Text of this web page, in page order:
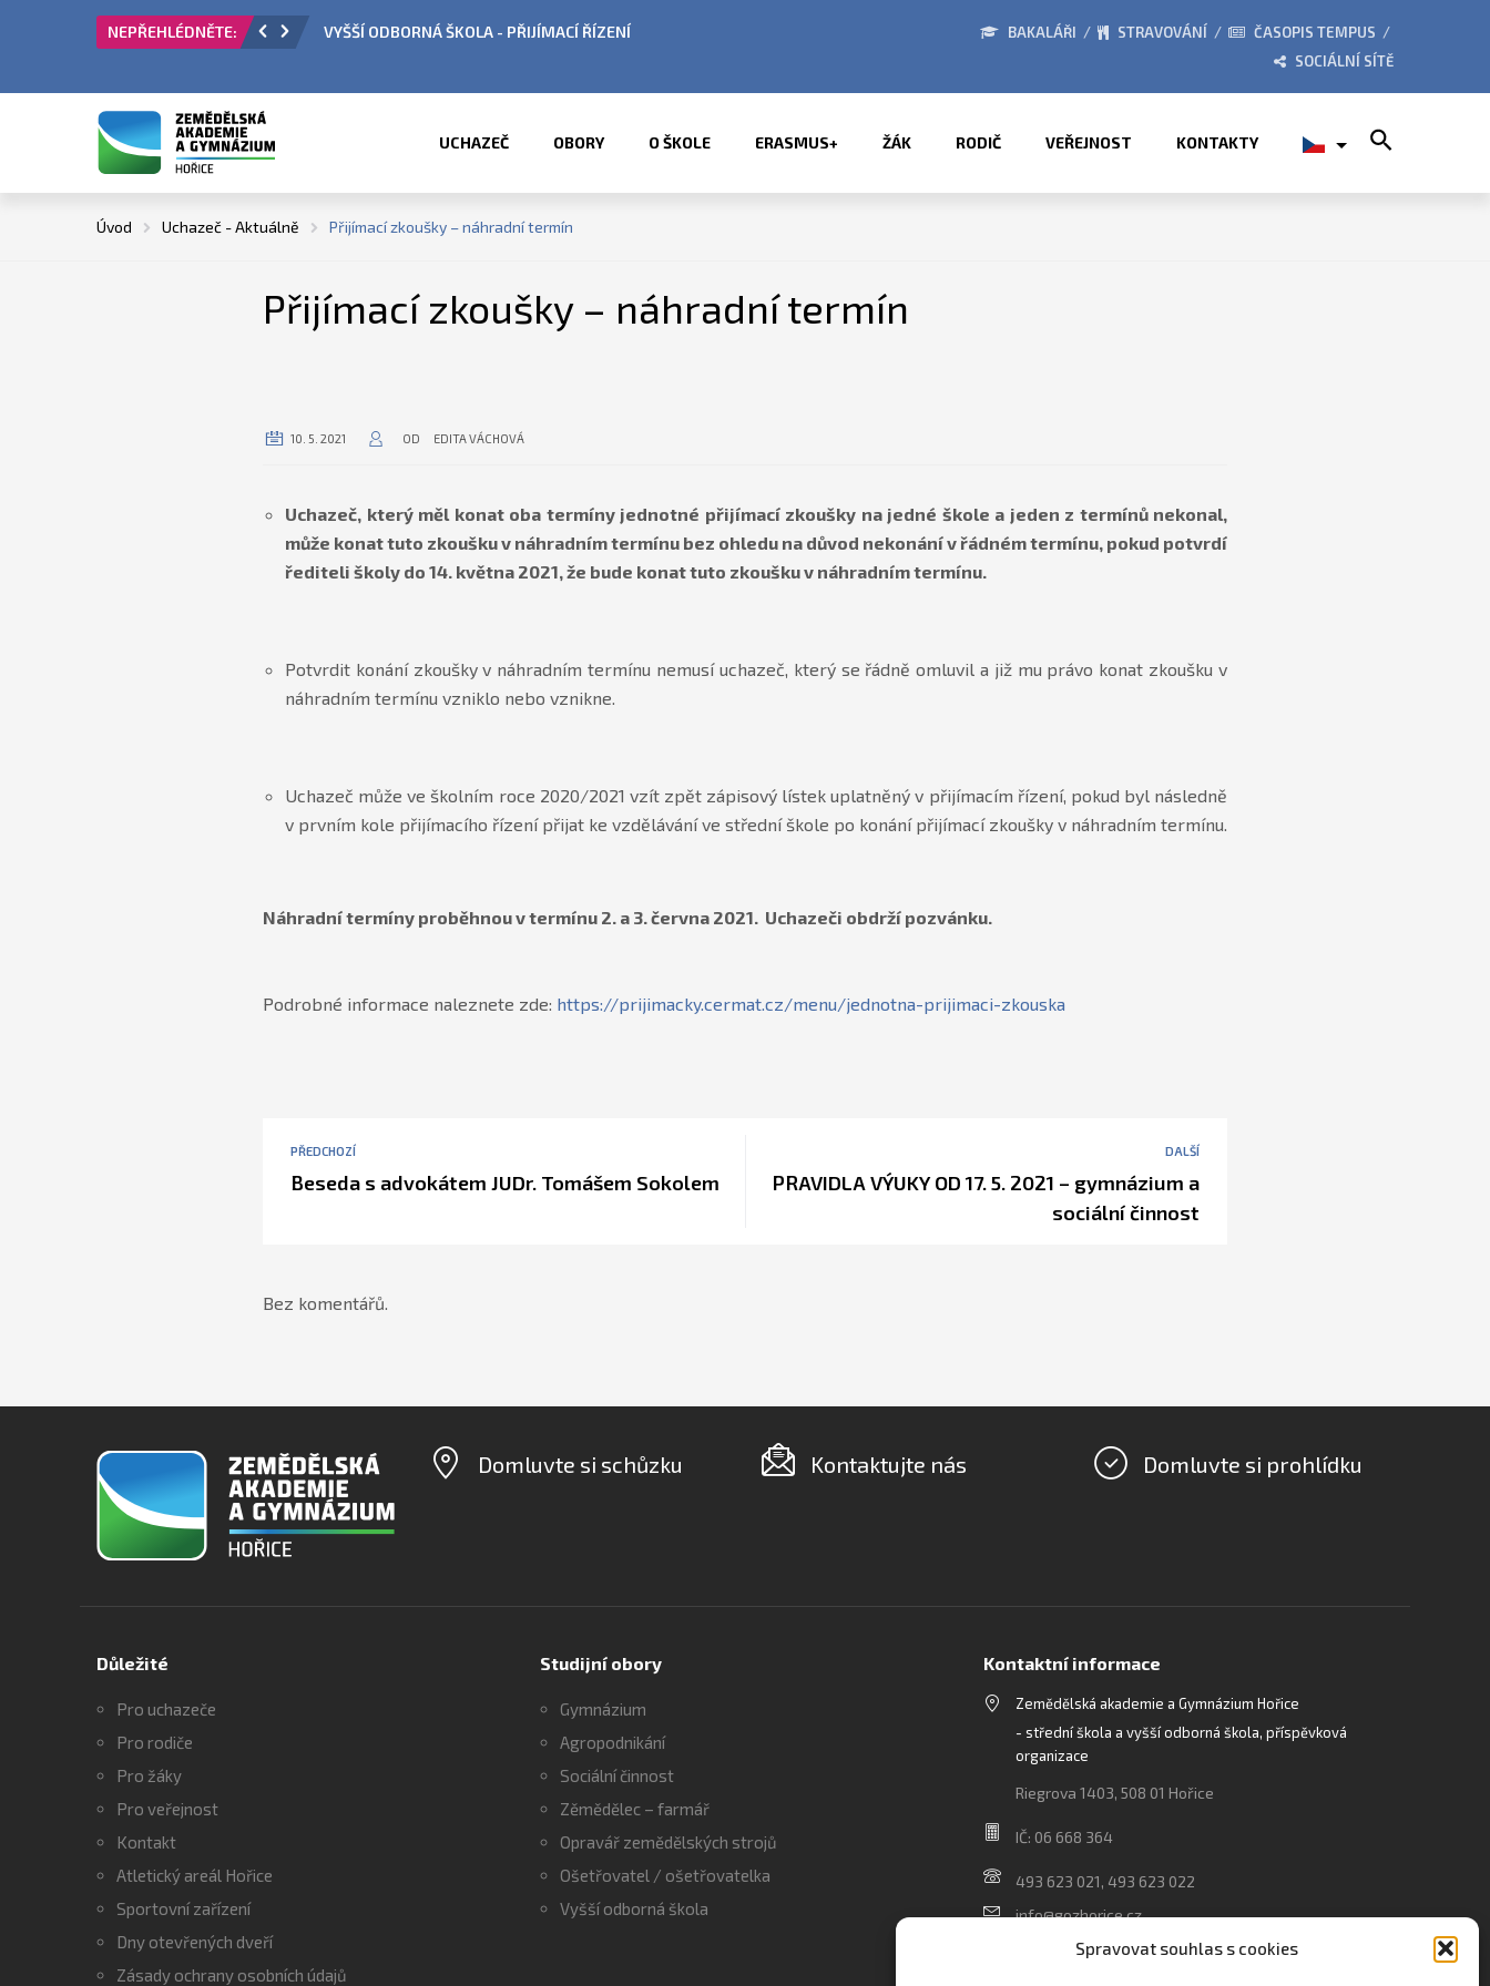
Spravovat souhlas s cookies
VYŠŠÍ ODBORNÁ ŠKOLA - PŘIJÍMACÍ ŘÍZENÍ ÚŘEDNÍ HODINY V OBDOBÍ LETNÍCH PRÁZDNIN PŘÍMĚSTSKÉ TÁBORY 2026
BAKALÁŘI STRAVOVÁNÍ
ČASOPIS TEMPUS
SOCIÁLNÍ SÍTĚ
UCHAZEČ OBORY O ŠKOLE ERASMUS+ ŽÁK RODIČ VEŘEJNOST KONTAKTY
Úvod Uchazeč - Aktuálně Přijímací zkoušky – náhradní termín
Přijímací zkoušky – náhradní termín
10. 5. 2021 OD EDITA VÁCHOVÁ
Uchazeč, který měl konat oba termíny jednotné přijímací zkoušky na jedné škole a jeden z termínů nekonal,
může konat tuto zkoušku v náhradním termínu bez ohledu na důvod nekonání v řádném termínu, pokud potvrdí
řediteli školy do 14. května 2021, že bude konat tuto zkoušku v náhradním termínu.
Potvrdit konání zkoušky v náhradním termínu nemusí uchazeč, který se řádně omluvil a již mu právo konat zkoušku v
náhradním termínu vzniklo nebo vznikne.
Uchazeč může ve školním roce 2020/2021 vzít zpět zápisový lístek uplatněný v přijímacím řízení, pokud byl následně
v prvním kole přijímacího řízení přijat ke vzdělávání ve střední škole po konání přijímací zkoušky v náhradním termínu.
Náhradní termíny proběhnou v termínu 2. a 3. června 2021. Uchazeči obdrží pozvánku.
Podrobné informace naleznete zde: https://prijimacky.cermat.cz/menu/jednotna-prijimaci-zkouska
PŘEDCHOZÍ
Beseda s advokátem JUDr. Tomášem Sokolem
DALŠÍ
PRAVIDLA VÝUKY OD 17. 5. 2021 – gymnázium a
sociální činnost
Bez komentářů.
Domluvte si schůzku Kontaktujte nás Domluvte si prohlídku
Důležité
Pro uchazeče
Pro rodiče
Pro žáky
Pro veřejnost
Kontakt
Atletický areál Hořice
Sportovní zařízení
Dny otevřených dveří
Zásady ochrany osobních údajů
Studijní obory
Gymnázium
Agropodnikání
Sociální činnost
Zěmědělec – farmář
Opravář zemědělských strojů
Ošetřovatel / ošetřovatelka
Vyšší odborná škola
Kontaktní informace
Zemědělská akademie a Gymnázium Hořice
- střední škola a vyšší odborná škola, příspěvková
organizace
Riegrova 1403, 508 01 Hořice
IČ: 06 668 364
493 623 021, 493 623 022
info@gozhorice.cz
www.zaghorice.cz